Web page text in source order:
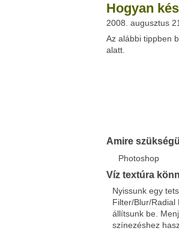
Facebook
Hogyan
2008. augusztus
Az alábbi tippben
alatt.
Amire
Photoshop
Víz textúra
Nyissunk egy
Filter/Blur/Radial
állítsunk be.
színezéshez